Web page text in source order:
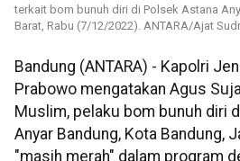
terkait bom bunuh diri di Polsek Astana
Barat, Rabu (7/12/2022). ANTARA/Ajat
Bandung (ANTARA) - Kapolri
Prabowo mengatakan Agus
Muslim, pelaku bom bunuh diri
Anyar Bandung, Kota Bandung,
"masih merah" dalam program